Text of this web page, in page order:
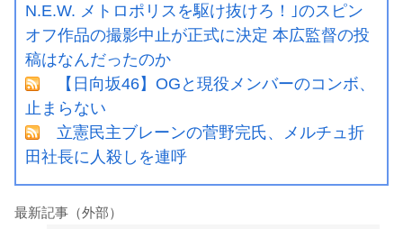
N.E.W. メトロポリスを駆け抜けろ！｣のスピン
オフ作品の撮影中止が正式に決定 本広監督の投
稿はなんだったのか
【日向坂46】OGと現役メンバーのコンボ、
止まらない
立憲民主ブレーンの菅野完氏、メルチュ折
田社長に人殺しを連呼
最新記事（外部）